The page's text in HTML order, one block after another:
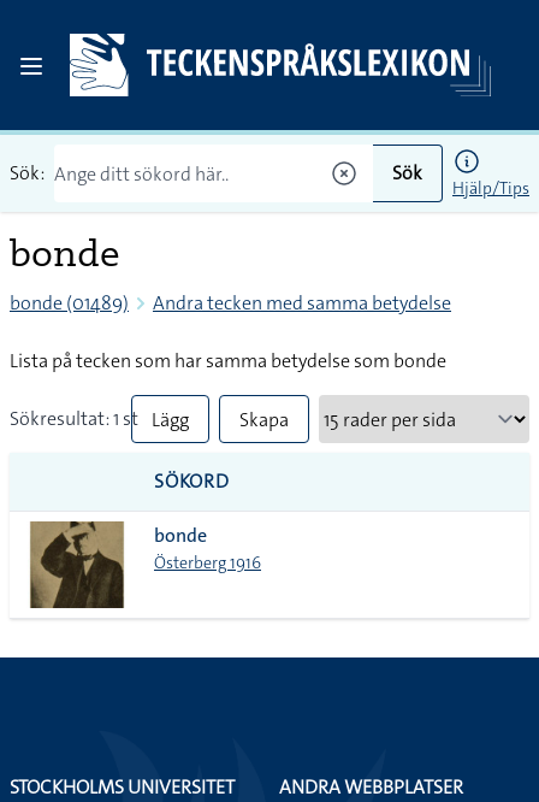
Sök: Sök
Hjälp/Tips
bonde
bonde (01489) Andra tecken med samma betydelse
Lista på tecken som har samma betydelse som bonde
Sökresultat: 1 st Lägg
till
alla i
lista
Skapa
SÖKORD
bonde
Österberg 1916
STOCKHOLMS UNIVERSITET
ANDRA WEBBPLATSER